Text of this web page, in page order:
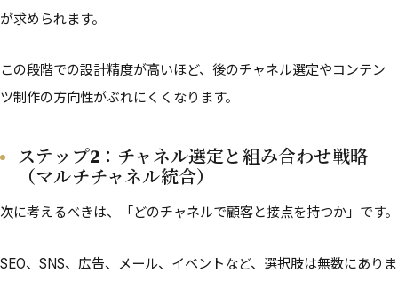
が求められます。
この段階での設計精度が高いほど、後のチャネル選定やコンテン
ツ制作の方向性がぶれにくくなります。
ステップ2：チャネル選定と組み合わせ戦略
（マルチチャネル統合）
次に考えるべきは、「どのチャネルで顧客と接点を持つか」です。
SEO、SNS、広告、メール、イベントなど、選択肢は無数にありま